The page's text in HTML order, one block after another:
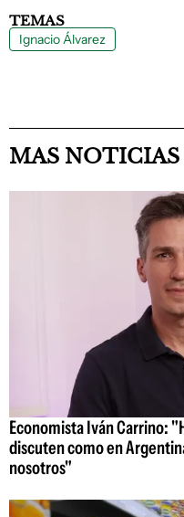
TEMAS
Ignacio Álvarez
MAS
Economista Iván Carrino:
discuten como en
nosotros"